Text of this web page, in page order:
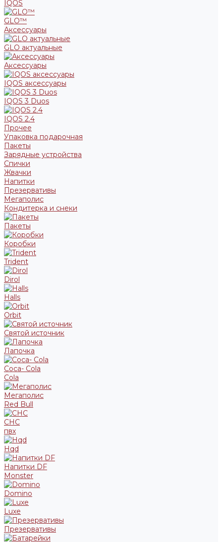
IQOS
GLO™
Аксессуары
GLO актуальные
Аксессуары
IQOS аксессуары
IQOS 3 Duos
IQOS 2.4
Прочее
Упаковка подарочная
Пакеты
Зарядные устройства
Спички
Жвачки
Напитки
Презервативы
Мегаполис
Кондитерка и снеки
Пакеты
Коробки
Trident
Dirol
Halls
Orbit
Святой источник
Лапочка
Coca- Cola
Cola
Мегаполис
Red Bull
СНС
пвх
Hqd
Напитки DF
Monster
Domino
Luxe
Презервативы